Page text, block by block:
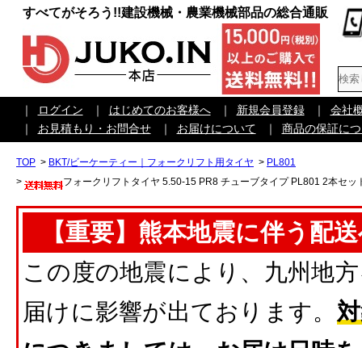
すべてがそろう!!建設機械・農業機械部品の総合通販
｜ ログイン ｜ はじめてのお客様へ ｜ 新規会員登録 ｜
会社
｜
お見積もり・お問合せ ｜ お届けについて ｜ 商品の保証に
TOP > BKT/ビーケーティー｜フォークリフト用タイヤ > PL801
>
フォークリフトタイヤ 5.50-15 PR8 チューブタイプ PL801 2本セッ
【重要】熊本地震に伴う配
この度の地震により、九州地
届けに影響が出ております。